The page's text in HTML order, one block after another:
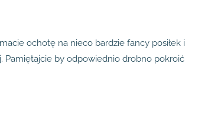
ochotę na nieco bardzie fancy posiłek i
Pamiętajcie by odpowiednio drobno pokroić